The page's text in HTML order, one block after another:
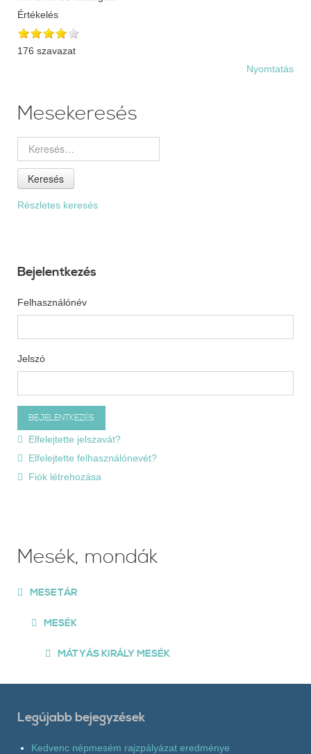
Értékelés
176 szavazat
Nyomtatás
Mesekeresés
Keresés
Részletes keresés
Bejelentkezés
Felhasználónév
Jelszó
Elfelejtette jelszavát?
Elfelejtette felhasználónevét?
Fiók létrehozása
Mesék, mondák
MESETÁR
MESÉK
MÁTYÁS KIRÁLY MESÉK
Legújabb bejegyzések
Kedvenc népmesém rajzpályázat eredménye